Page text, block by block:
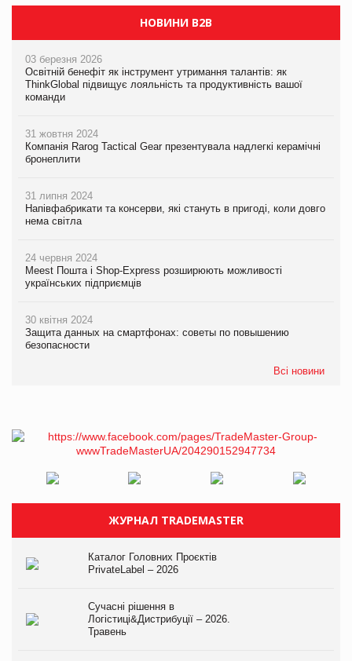
НОВИНИ B2B
03 березня 2026
Освітній бенефіт як інструмент утримання талантів: як
ThinkGlobal підвищує лояльність та продуктивність вашої
команди
31 жовтня 2024
Компанія Rarog Tactical Gear презентувала надлегкі керамічні
бронеплити
31 липня 2024
Напівфабрикати та консерви, які стануть в пригоді, коли довго
нема світла
24 червня 2024
Meest Пошта і Shop-Express розширюють можливості
українських підприємців
30 квітня 2024
Защита данных на смартфонах: советы по повышению
безопасности
Всі новини
ЖУРНАЛ TRADEMASTER
Каталог Головних Проєктів
PrivateLabel – 2026
Сучасні рішення в
Логістиці&Дистрибуції – 2026.
Травень